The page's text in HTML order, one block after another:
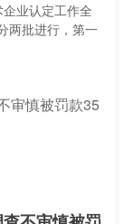
业认定工作全
两批进行，第一